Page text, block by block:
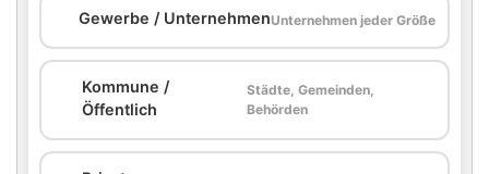
Gewerbe / UnternehmenUnternehmen jeder Größe
Kommune /
Öffentlich
Städte, Gemeinden,
Behörden